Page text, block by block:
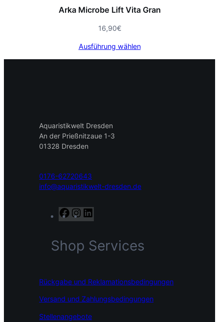
Arka Microbe Lift Vita Gran
16,90€
Ausführung wählen
Aquaristikwelt Dresden
An der Prießnitzaue 1-3
01328 Dresden
0176-62720643
info@aquaristikwelt-dresden.de
F
a
e
b
k
n
t
a
a
i
k
e
n
Shop Services
Rückgabe und Reklamationsbedingungen
Versand und Zahlungsbedingungen
Stellenangebote